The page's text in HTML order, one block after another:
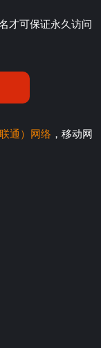
才可保证永久访问
通）网络 ，移动网